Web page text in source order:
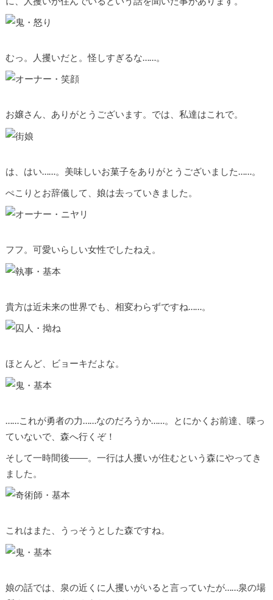
むっ。人攫いだと。怪しすぎるな……。
お嬢さん、ありがとうございます。では、私達はこれで。
は、はい……。美味しいお菓子をありがとうございました……。
ぺこりとお辞儀して、娘は去っていきました。
フフ。可愛いらしい女性でしたねえ。
貴方は近未来の世界でも、相変わらずですね……。
ほとんど、ビョーキだよな。
……これが勇者の力……なのだろうか……。とにかくお前達、喋っ
ていないで、森へ行くぞ！
そして一時間後――。一行は人攫いが住むという森にやってき
ました。
これはまた、うっそうとした森ですね。
娘の話では、泉の近くに人攫いがいると言っていたが……泉の場